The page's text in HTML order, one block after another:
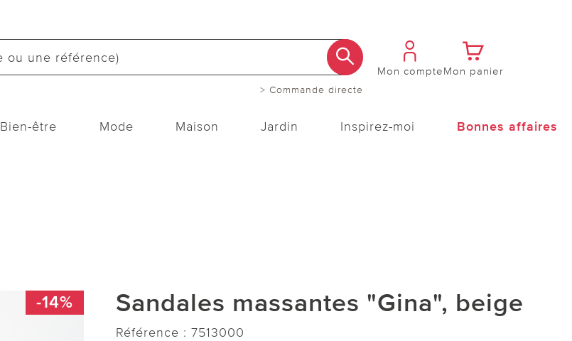
> Commande directe
Mon compteMon panier
Bien-être Mode Maison Jardin Inspirez-moi Bonnes affaires
-14% Sandales massantes "Gina", beige
Référence : 7513000